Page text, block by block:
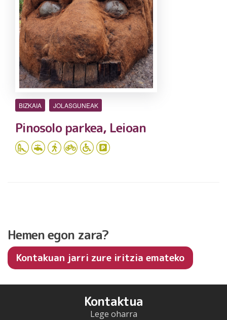
BIZKAIA JOLASGUNEAK
Pinosolo parkea, Leioan
Hemen egon zara?
Kontakuan jarri zure iritzia emateko
Kontaktua
Lege oharra